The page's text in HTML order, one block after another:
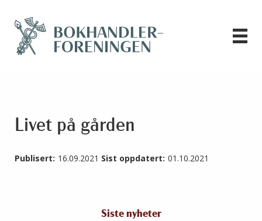
Livet på gården
Publisert: 16.09.2021 Sist oppdatert: 01.10.2021
Siste nyheter